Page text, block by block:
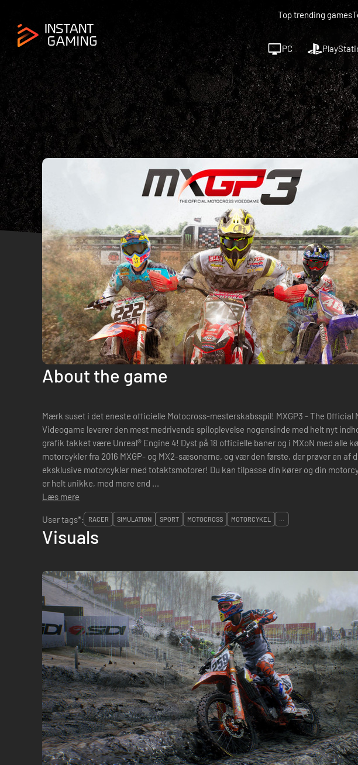
Top trending games
PC
About the game
Mærk suset i det eneste officielle Motocross-mesterskabsspil! MXGP3 - The Official Motocross
Videogame leverer den mest medrivende spiloplevelse nogensinde med helt nyt
grafik takket være Unreal® Engine 4! Dyst på 18 officielle baner og i MXoN med alle
motorcykler fra 2016 MXGP- og MX2-sæsonerne, og vær den første, der prøver en af
eksklusive motorcykler med totaktsmotorer! Du kan tilpasse din kører og din
er helt unikke, med mere end ...
Læs mere
User tags*:
RACER SIMULATION SPORT MOTOCROSS MOTORCYKEL ...
Visuals